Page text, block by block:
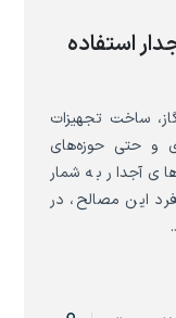
استفاده
ساخت تجهیزات
و حتی حوزه‌های
آجدار به شمار
این مصالح، در